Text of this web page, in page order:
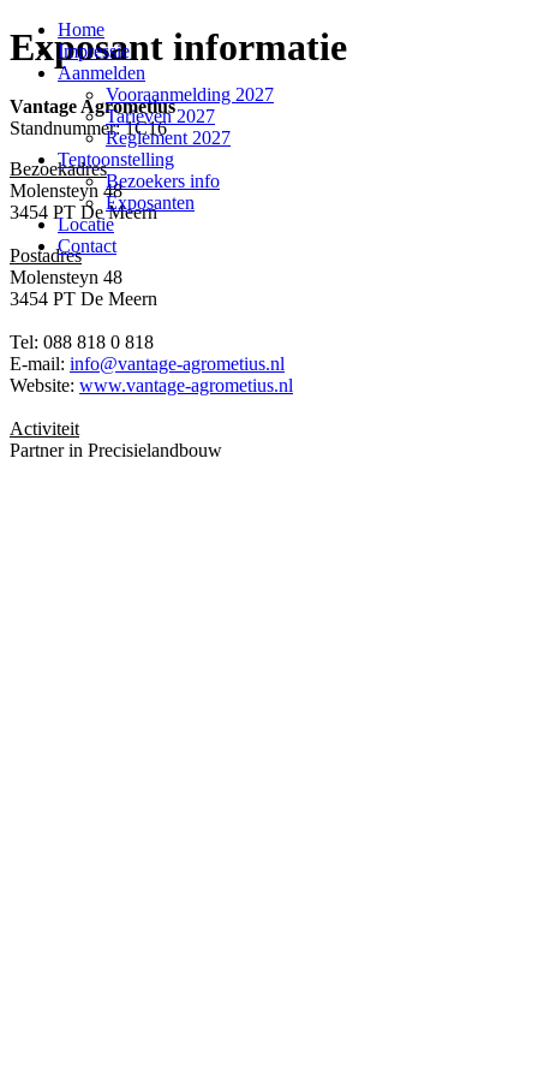
Home
Impressie
Aanmelden
Vooraanmelding 2027
Tarieven 2027
Reglement 2027
Tentoonstelling
Bezoekers info
Exposanten
Locatie
Contact
Exposant informatie
Vantage Agrometius
Standnummer: 1C16
Bezoekadres
Molensteyn 48
3454 PT De Meern
Postadres
Molensteyn 48
3454 PT De Meern
Tel: 088 818 0 818
E-mail: info@vantage-agrometius.nl
Website: www.vantage-agrometius.nl
Activiteit
Partner in Precisielandbouw